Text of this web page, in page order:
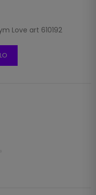
Love art 610192